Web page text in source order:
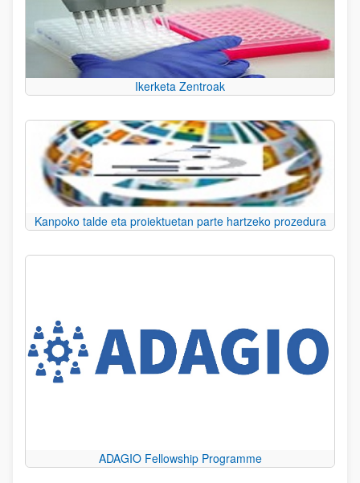
Ikerketa Zentroak
Kanpoko talde eta proiektuetan parte hartzeko prozedura
ADAGIO Fellowship Programme